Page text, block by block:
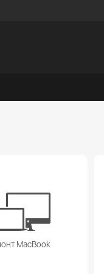
MacBook